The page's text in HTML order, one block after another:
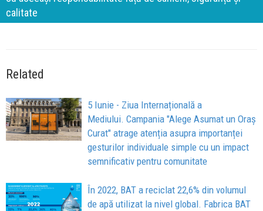
calitate
Related
5 Iunie - Ziua Internațională a
Mediului. Campania "Alege Asumat un Oraș
Curat" atrage atenția asupra importanței
gesturilor individuale simple cu un impact
semnificativ pentru comunitate
În 2022, BAT a reciclat 22,6% din volumul
de apă utilizat la nivel global. Fabrica BAT